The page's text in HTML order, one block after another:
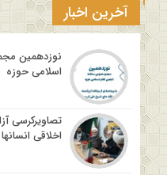
آخرین اخبار
نوزدهمین
اسلامی حوزه
تصاویرکرسی
اخلاقی